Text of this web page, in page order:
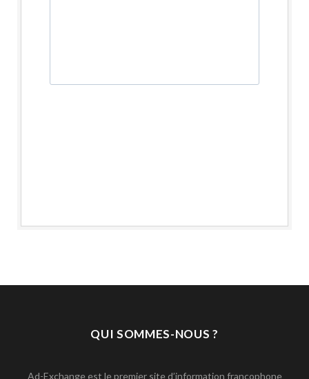
QUI SOMMES-NOUS ?
Ad-Exchange est le premier site d’information francophone